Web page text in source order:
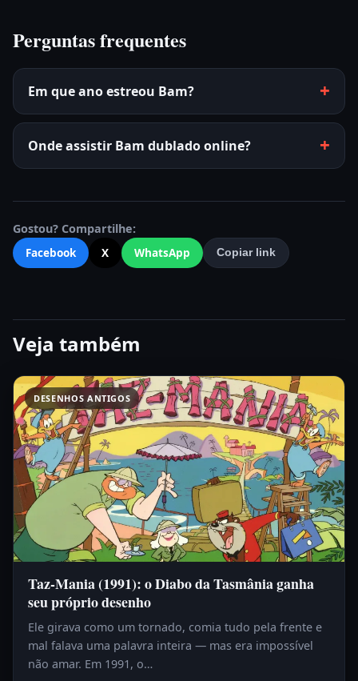
Perguntas frequentes
Em que ano estreou Bam?
Onde assistir Bam dublado online?
Gostou? Compartilhe:
Facebook
X WhatsApp Copiar link
Veja também
DESENHOS ANTIGOS
Taz-Mania (1991): o Diabo da Tasmânia ganha
seu próprio desenho
Ele girava como um tornado, comia tudo pela frente e
mal falava uma palavra inteira — mas era impossível
não amar. Em 1991, o…